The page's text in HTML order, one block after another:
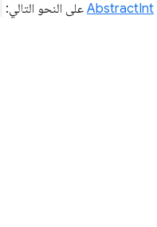
AbstractInt على النحو التالي: